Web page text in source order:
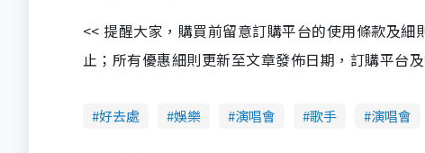
<< 提醒大家，購買前留意訂購平台的使用條款及
止；所有優惠細則更新至文章發佈日期，訂購平台
好去處 娛樂 演唱會 歌手 演唱會